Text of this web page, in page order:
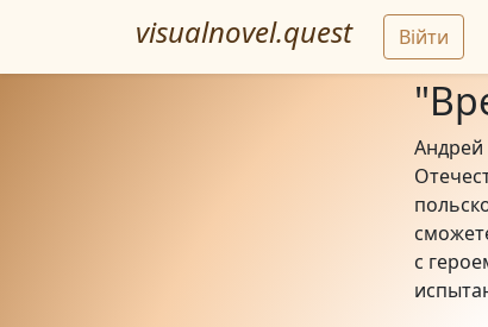
visualnovel.quest Війти
Андрей
с